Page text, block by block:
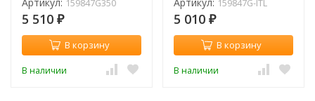
159847G350
5 510 ₽
В корзину
В наличии
159847G-ITL159847G-ITL
5 010 ₽
В корзину
В наличии